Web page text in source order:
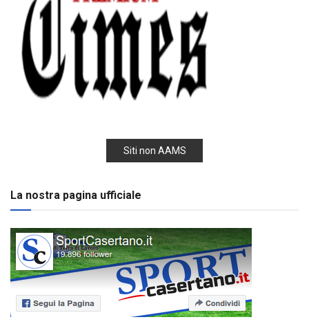
Siti non AAMS
La nostra pagina ufficiale